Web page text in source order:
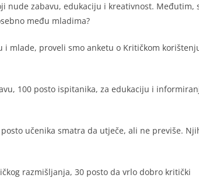
nude zabavu, edukaciju i kreativnost. Međutim,
među mladima?
mlade, proveli smo anketu o Kritičkom
100 posto ispitanika, za edukaciju i
učenika smatra da utječe, ali ne previše.
razmišljanja, 30 posto da vrlo dobro kritički